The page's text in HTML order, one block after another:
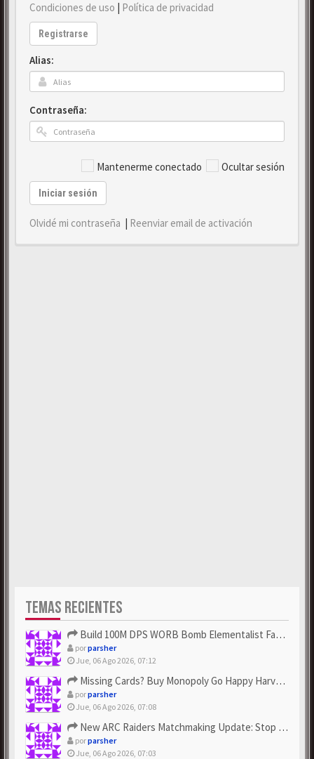
Condiciones de uso | Política de privacidad
Registrarse
Alias:
Contraseña:
Mantenerme conectado Ocultar sesión
Iniciar sesión
Olvidé mi contraseña | Reenviar email de activación
TEMAS RECIENTES
Build 100M DPS WORB Bomb Elementalist Fast - Grab POE Curren...
porparsher
Jue, 06 Ago 2026, 07:12
Missing Cards? Buy Monopoly Go Happy Harvest with Looney Tun...
porparsher
Jue, 06 Ago 2026, 07:08
New ARC Raiders Matchmaking Update: Stop Failed - Grab Bluep...
porparsher
Jue, 06 Ago 2026, 07:03